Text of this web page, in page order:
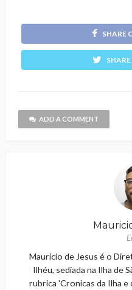
SHARE
ADD A COMMENT
Maurício de Jesus é o
Ilhéu, sediada na Ilha de
rubrica 'Cronicas da Ilha e